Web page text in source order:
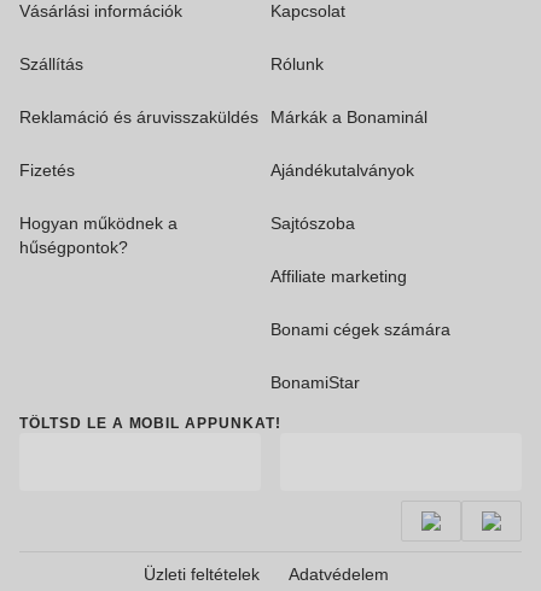
Vásárlási információk
Szállítás
Reklamáció és áruvisszaküldés
Fizetés
Hogyan működnek a
hűségpontok?
Kapcsolat
Rólunk
Márkák a Bonaminál
Ajándékutalványok
Sajtószoba
Affiliate marketing
Bonami cégek számára
BonamiStar
TÖLTSD LE A MOBIL APPUNKAT!
Üzleti feltételek Adatvédelem